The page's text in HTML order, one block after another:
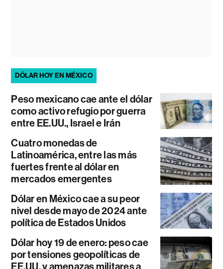
DÓLAR HOY EN MÉXICO
Peso mexicano cae ante el dólar
como activo refugio por guerra
entre EE.UU., Israel e Irán
Cuatro monedas de
Latinoamérica, entre las más
fuertes frente al dólar en
mercados emergentes
Dólar en México cae a su peor
nivel desde mayo de 2024 ante
política de Estados Unidos
Dólar hoy 19 de enero: peso cae
por tensiones geopolíticas de
EE.UU. y amenazas militares a